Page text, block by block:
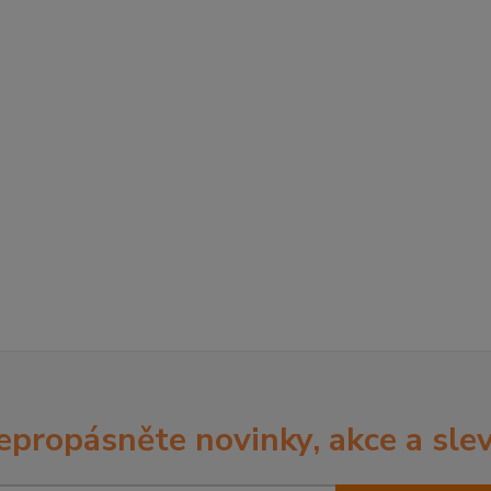
novinky, akce a